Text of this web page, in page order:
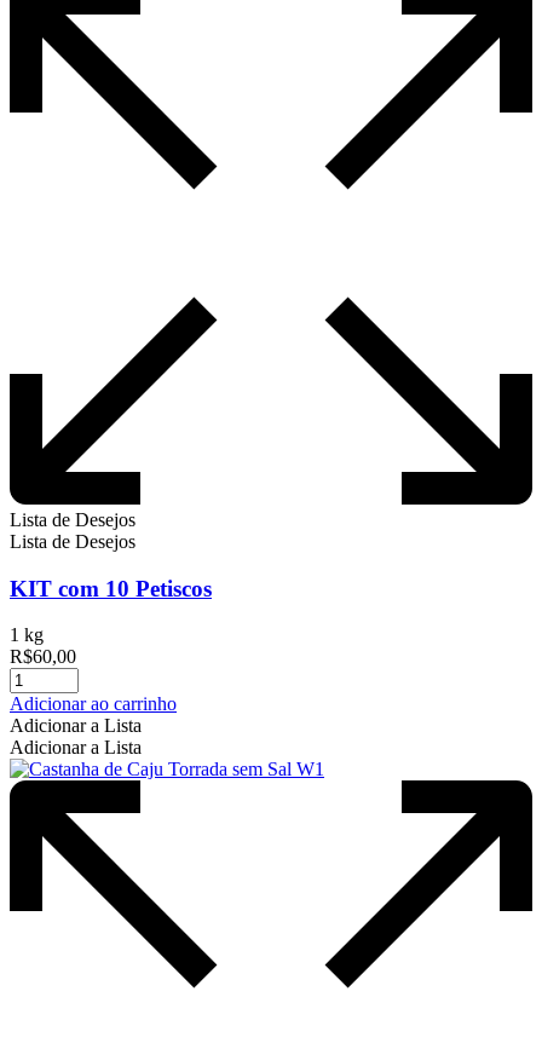
Lista de Desejos
Lista de Desejos
KIT com 10 Petiscos
1 kg
R$60,00
Adicionar ao carrinho
Adicionar a Lista
Adicionar a Lista